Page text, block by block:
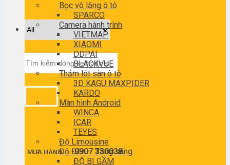
kiếm:
MUA HÀNG0907 330038
Bọc vô lăng ô tô
SPARCO
Camera hành trình
VIETMAP
XIAOMI
DDPAI
BLACKVUE
Thảm lót sàn ô tô
3D KAGU MAXPIDER
KARDO
Màn hình Android
WINCA
ICAR
TEYES
Độ Limousine
Độ Đèn – Tăng sáng
ĐỘ BI GẦM